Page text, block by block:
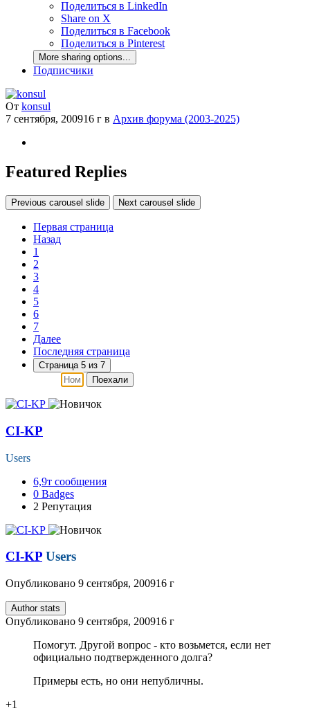
Поделиться в LinkedIn
Share on X
Поделиться в Facebook
Поделиться в Pinterest
More sharing options...
Подписчики
От konsul
7 сентября, 200916 г в Архив форума (2003-2025)
Featured Replies
Previous carousel slide Next carousel slide
Первая страница
Назад
1
2
3
4
5
6
7
Далее
Последняя страница
Страница 5 из 7
Поехали
CI-KP
Users
6,9т сообщения
0 Badges
2 Репутация
CI-KP Users
Опубликовано 9 сентября, 200916 г
Author stats
Опубликовано 9 сентября, 200916 г
Помогут. Другой вопрос - кто возьмется, если нет
официально подтвержденного долга?
Примеры есть, но они непубличны.
+1